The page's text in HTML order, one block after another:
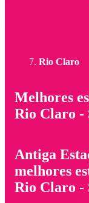
Rio Claro
Melhores
Rio Claro -
Antiga
melhores
Rio Claro -